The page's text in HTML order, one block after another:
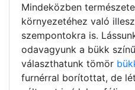
Mindeközben
környezetéhez való
szempontokra is.
odavagyunk a bükk színű
választhatunk tömör
furnérral borítottat, de